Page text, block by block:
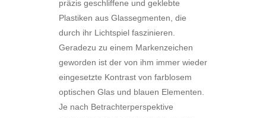
präzis geschliffene und geklebte
Plastiken aus Glassegmenten, die
durch ihr Lichtspiel faszinieren.
Geradezu zu einem Markenzeichen
geworden ist der von ihm immer wieder
eingesetzte Kontrast von farblosem
optischen Glas und blauen Elementen.
Je nach Betrachterperspektive